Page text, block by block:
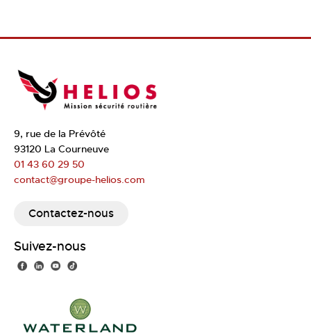
9, rue de la Prévôté
93120 La Courneuve
01 43 60 29 50
contact@groupe-helios.com
Contactez-nous
Suivez-nous